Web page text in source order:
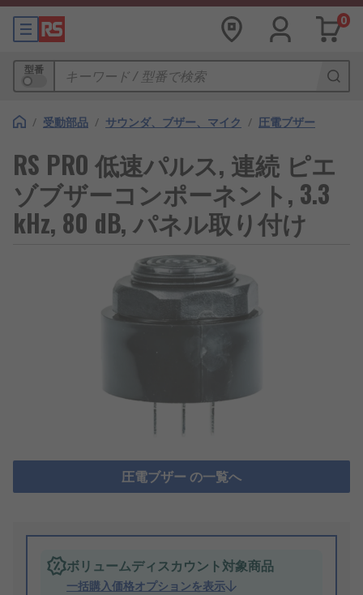
0
型番
/ 受動部品 / サウンダ、ブザー、マイク / 圧電ブザー
RS PRO 低速パルス, 連続 ピエ
ゾブザーコンポーネント, 3.3
kHz, 80 dB, パネル取り付け
圧電ブザー の一覧へ
ボリュームディスカウント対象商品
一括購入価格オプションを表示